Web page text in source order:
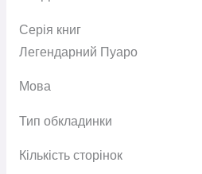
Серія
Легендарний Пуаро
Тип
Кількість